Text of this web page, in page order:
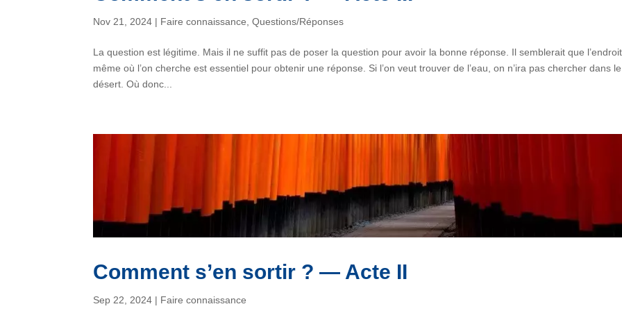
Nov 21, 2024 | Faire connaissance ,Questions/Réponses
La question est légitime. Mais il ne suffit pas de poser la question pour avoir la bonne réponse. Il semblerait que l’endroit
même où l’on cherche est essentiel pour obtenir une réponse. Si l’on veut trouver de l’eau, on n’ira pas chercher dans le
désert. Où donc...
Comment s’en sortir ? — Acte II
Sep 22, 2024 | Faire connaissance